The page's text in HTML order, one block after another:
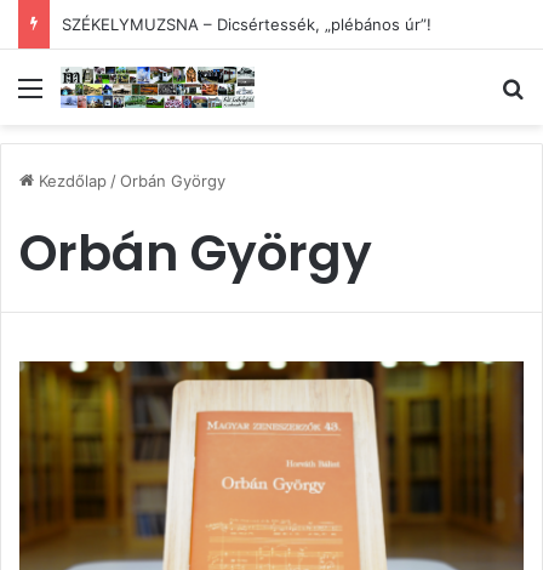
SZÉKELYMUZSNA – Dicsértessék, „plébános úr”!
Menü
Kezdőlap/Orbán György
Orbán György